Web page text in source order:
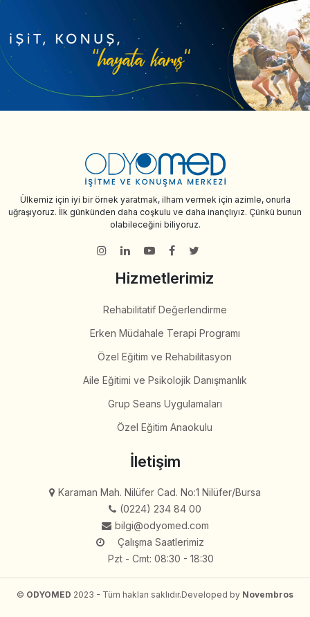
Ülkemiz için iyi bir örnek yaratmak, ilham vermek için azimle, onurla
uğraşıyoruz. İlk günkünden daha coşkulu ve daha inançlıyız. Çünkü bunun
olabileceğini biliyoruz.
Hizmetlerimiz
Rehabilitatif Değerlendirme
Erken Müdahale Terapi Programı
Özel Eğitim ve Rehabilitasyon
Aile Eğitimi ve Psikolojik Danışmanlık
Grup Seans Uygulamaları
Özel Eğitim Anaokulu
İletişim
Karaman Mah. Nilüfer Cad. No:1 Nilüfer/Bursa
(0224) 234 84 00
bilgi@odyomed.com
Çalışma Saatlerimiz
Pzt - Cmt: 08:30 - 18:30
© ODYOMED 2023 - Tüm hakları saklıdır.Developed by Novembros